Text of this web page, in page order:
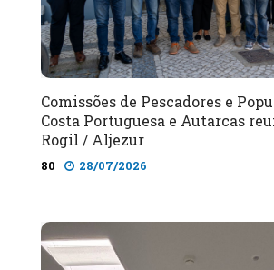
Comissões de Pescadores e
Costa Portuguesa e Autarcas
Rogil / Aljezur
80 28/07/2026